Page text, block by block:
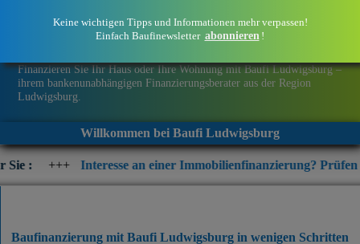
Finanzieren Sie Ihr Haus oder Ihre Wohnung mit Baufi Ludwigsburg –
ihrem bankenunabhängigen Finanzierungsberater aus der Region
Ludwigsburg.
Willkommen bei Baufi Ludwigsburg
Interesse an einer Immobilienfinanzierung? Prüfen Sie jetzt die
Keine wichtigen Tipps und Informationen mehr verpassen!
Einfach Baufinewsletter abonnieren !
Baufinanzierung mit Baufi Ludwigsburg in wenigen Schritten